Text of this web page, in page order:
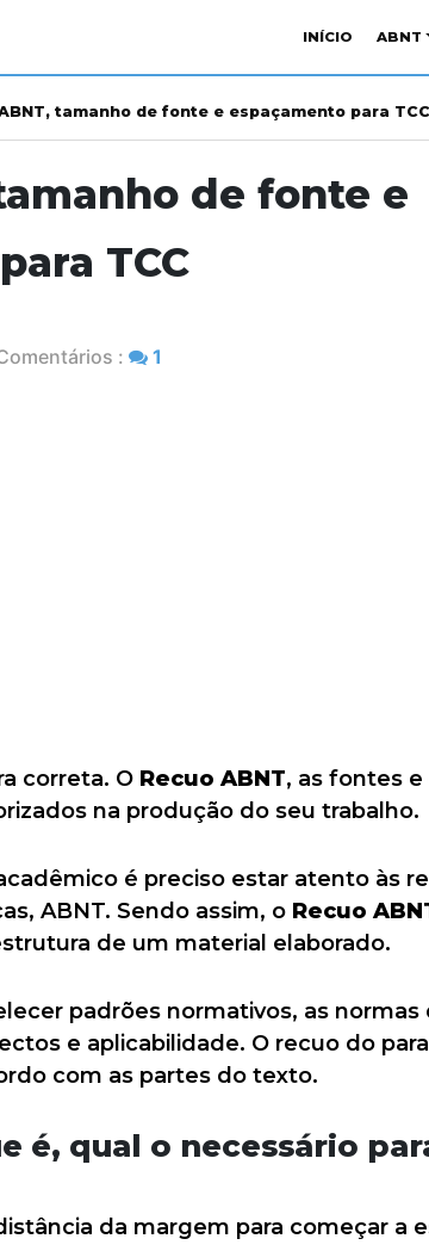
INÍCIO ABNT
tamanho de fonte e espaçamento para TCC
de fonte e
TCC
: 1
correta. O Recuo ABNT, as fontes
na produção do seu trabalho.
é preciso estar atento às
ABNT. Sendo assim, o Recuo
de um material elaborado.
padrões normativos, as
e aplicabilidade. O recuo do
com as partes do texto.
é, qual o necessário
da margem para começar a